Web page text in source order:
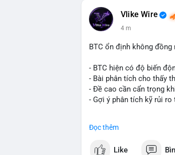
Vlike Wire
4 m
BTC ổn định không
- BTC hiện có độ biến
- Bài phân tích cho thấy
- Đề cao cần cẩn trọng
- Gợi ý phân tích kỹ rủi
Đọc thêm
Like